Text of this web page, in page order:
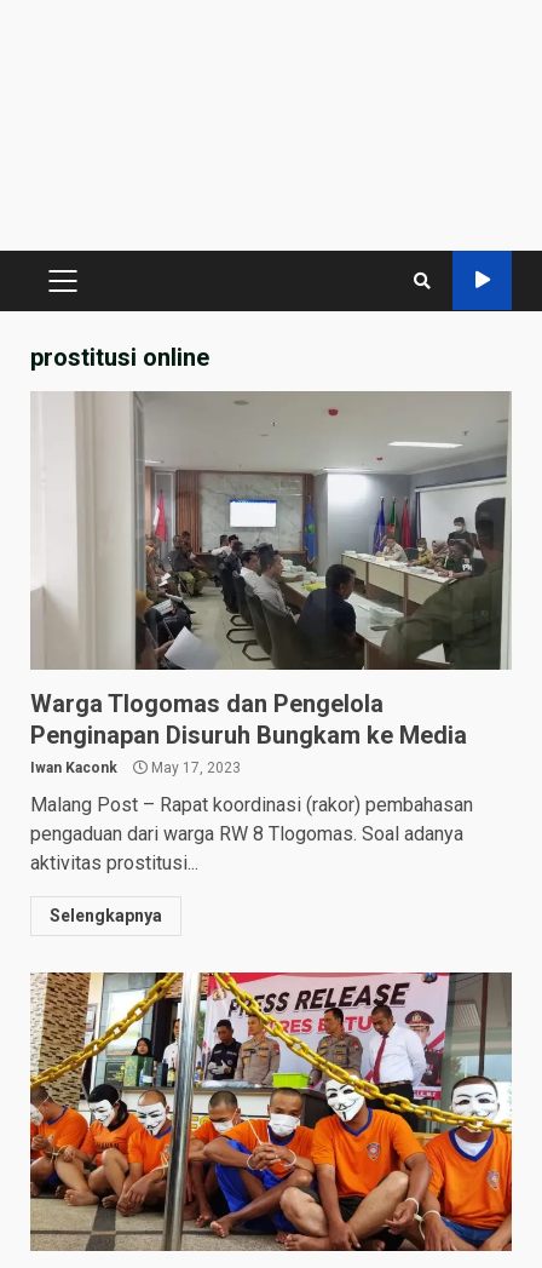
PRIMARY
prostitusi online
Warga Tlogomas dan Pengelola
Penginapan Disuruh Bungkam ke Media
Iwan Kaconk May 17, 2023
Malang Post – Rapat koordinasi (rakor) pembahasan
pengaduan dari warga RW 8 Tlogomas. Soal adanya
aktivitas prostitusi...
Selengkapnya